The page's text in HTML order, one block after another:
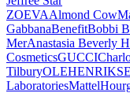
ZOEVAAlmond Cow
GabbanaBenefitBobbi
MerAnastasia Beverly
CosmeticsGUCCI
Tilbury
LaboratoriesMattel